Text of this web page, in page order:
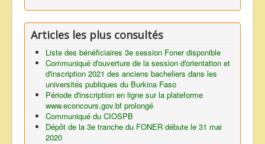
Articles les plus consultés
Liste des bénéficiaires 3e session Foner disponible
Communiqué d'ouverture de la session d'orientation et
d'inscription 2021 des anciens bacheliers dans les
universités publiques du Burkina Faso
Période d'inscription en ligne sur la plateforme
www.econcours.gov.bf prolongé
Communiqué du CIOSPB
Dépôt de la 3e tranche du FONER débute le 31 mai
2020